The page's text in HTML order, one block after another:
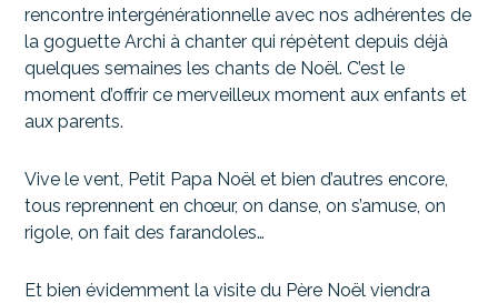
rencontre intergénérationnelle avec nos adhérentes de
la goguette Archi à chanter qui répètent depuis déjà
quelques semaines les chants de Noël. C’est le
moment d’offrir ce merveilleux moment aux enfants et
aux parents.
Vive le vent, Petit Papa Noël et bien d’autres encore,
tous reprennent en chœur, on danse, on s’amuse, on
rigole, on fait des farandoles…
Et bien évidemment la visite du Père Noël viendra